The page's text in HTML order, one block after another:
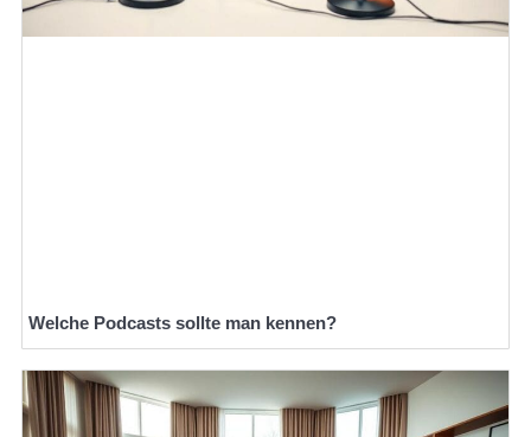
Welche Podcasts sollte man kennen?